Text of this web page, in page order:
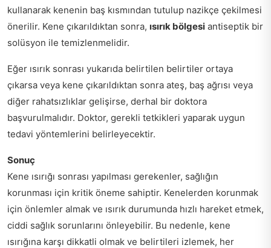
kullanarak kenenin baş kısmından tutulup nazikçe çekilmesi
önerilir. Kene çıkarıldıktan sonra, ısırık bölgesi antiseptik bir
solüsyon ile temizlenmelidir.
Eğer ısırık sonrası yukarıda belirtilen belirtiler ortaya
çıkarsa veya kene çıkarıldıktan sonra ateş, baş ağrısı veya
diğer rahatsızlıklar gelişirse, derhal bir doktora
başvurulmalıdır. Doktor, gerekli tetkikleri yaparak uygun
tedavi yöntemlerini belirleyecektir.
Sonuç
Kene ısırığı sonrası yapılması gerekenler, sağlığın
korunması için kritik öneme sahiptir. Kenelerden korunmak
için önlemler almak ve ısırık durumunda hızlı hareket etmek,
ciddi sağlık sorunlarını önleyebilir. Bu nedenle, kene
ısırığına karşı dikkatli olmak ve belirtileri izlemek, her